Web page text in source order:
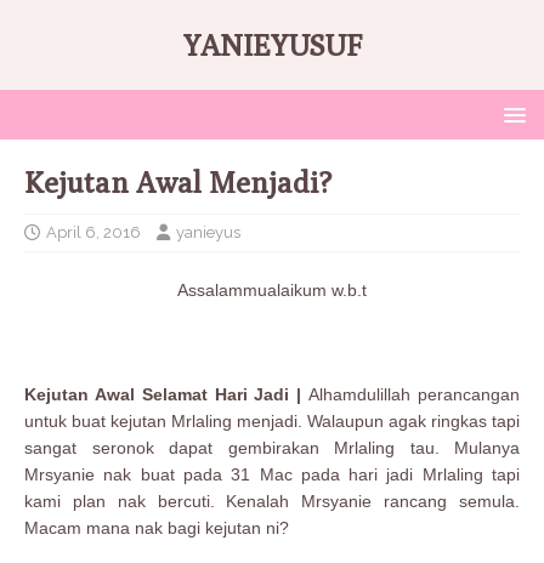
YANIEYUSUF
Kejutan Awal Menjadi?
April 6, 2016 yanieyus
Assalammualaikum w.b.t
Kejutan Awal Selamat Hari Jadi |Alhamdulillah perancangan
untuk buat kejutan Mrlaling menjadi. Walaupun agak ringkas tapi
sangat seronok dapat gembirakan Mrlaling tau. Mulanya
Mrsyanie nak buat pada 31 Mac pada hari jadi Mrlaling tapi
kami plan nak bercuti. Kenalah Mrsyanie rancang semula.
Macam mana nak bagi kejutan ni?